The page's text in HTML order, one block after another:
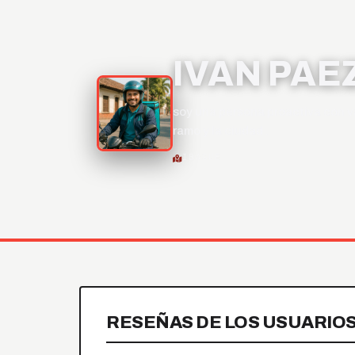
IVAN
soy una persona proactiva con
ramo y la ciudad .
RESEÑAS DE LOS